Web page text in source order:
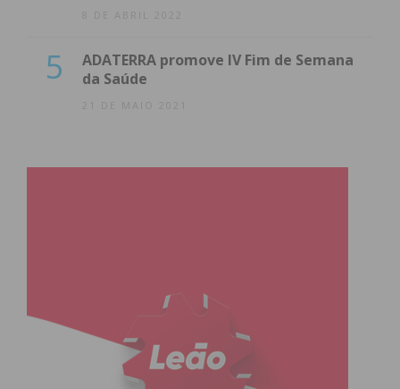
8 DE ABRIL 2022
5
ADATERRA promove IV Fim de Semana
da Saúde
21 DE MAIO 2021